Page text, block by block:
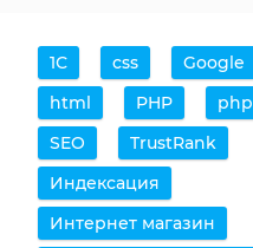
1С css
Google
html
PHP
php
SEO
TrustRank
Индексация
Интернет магазин